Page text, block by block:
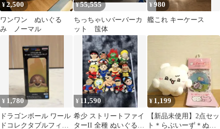
¥2,500
ワンワン ぬいぐる
み ノーマル
¥55,555
ちっちゃいバーバーカ
ット 筺体
¥980
艦これ キーケース
¥ 1,780
ドラゴンボール ワール
ドコレクタブルフィギ
¥ 11,590
希少 ストリートファイ
ターII 全種 ぬいぐるみ
¥ 1,199
【新品未使用】2点セッ
ト＊らぶいーず＊ぬい